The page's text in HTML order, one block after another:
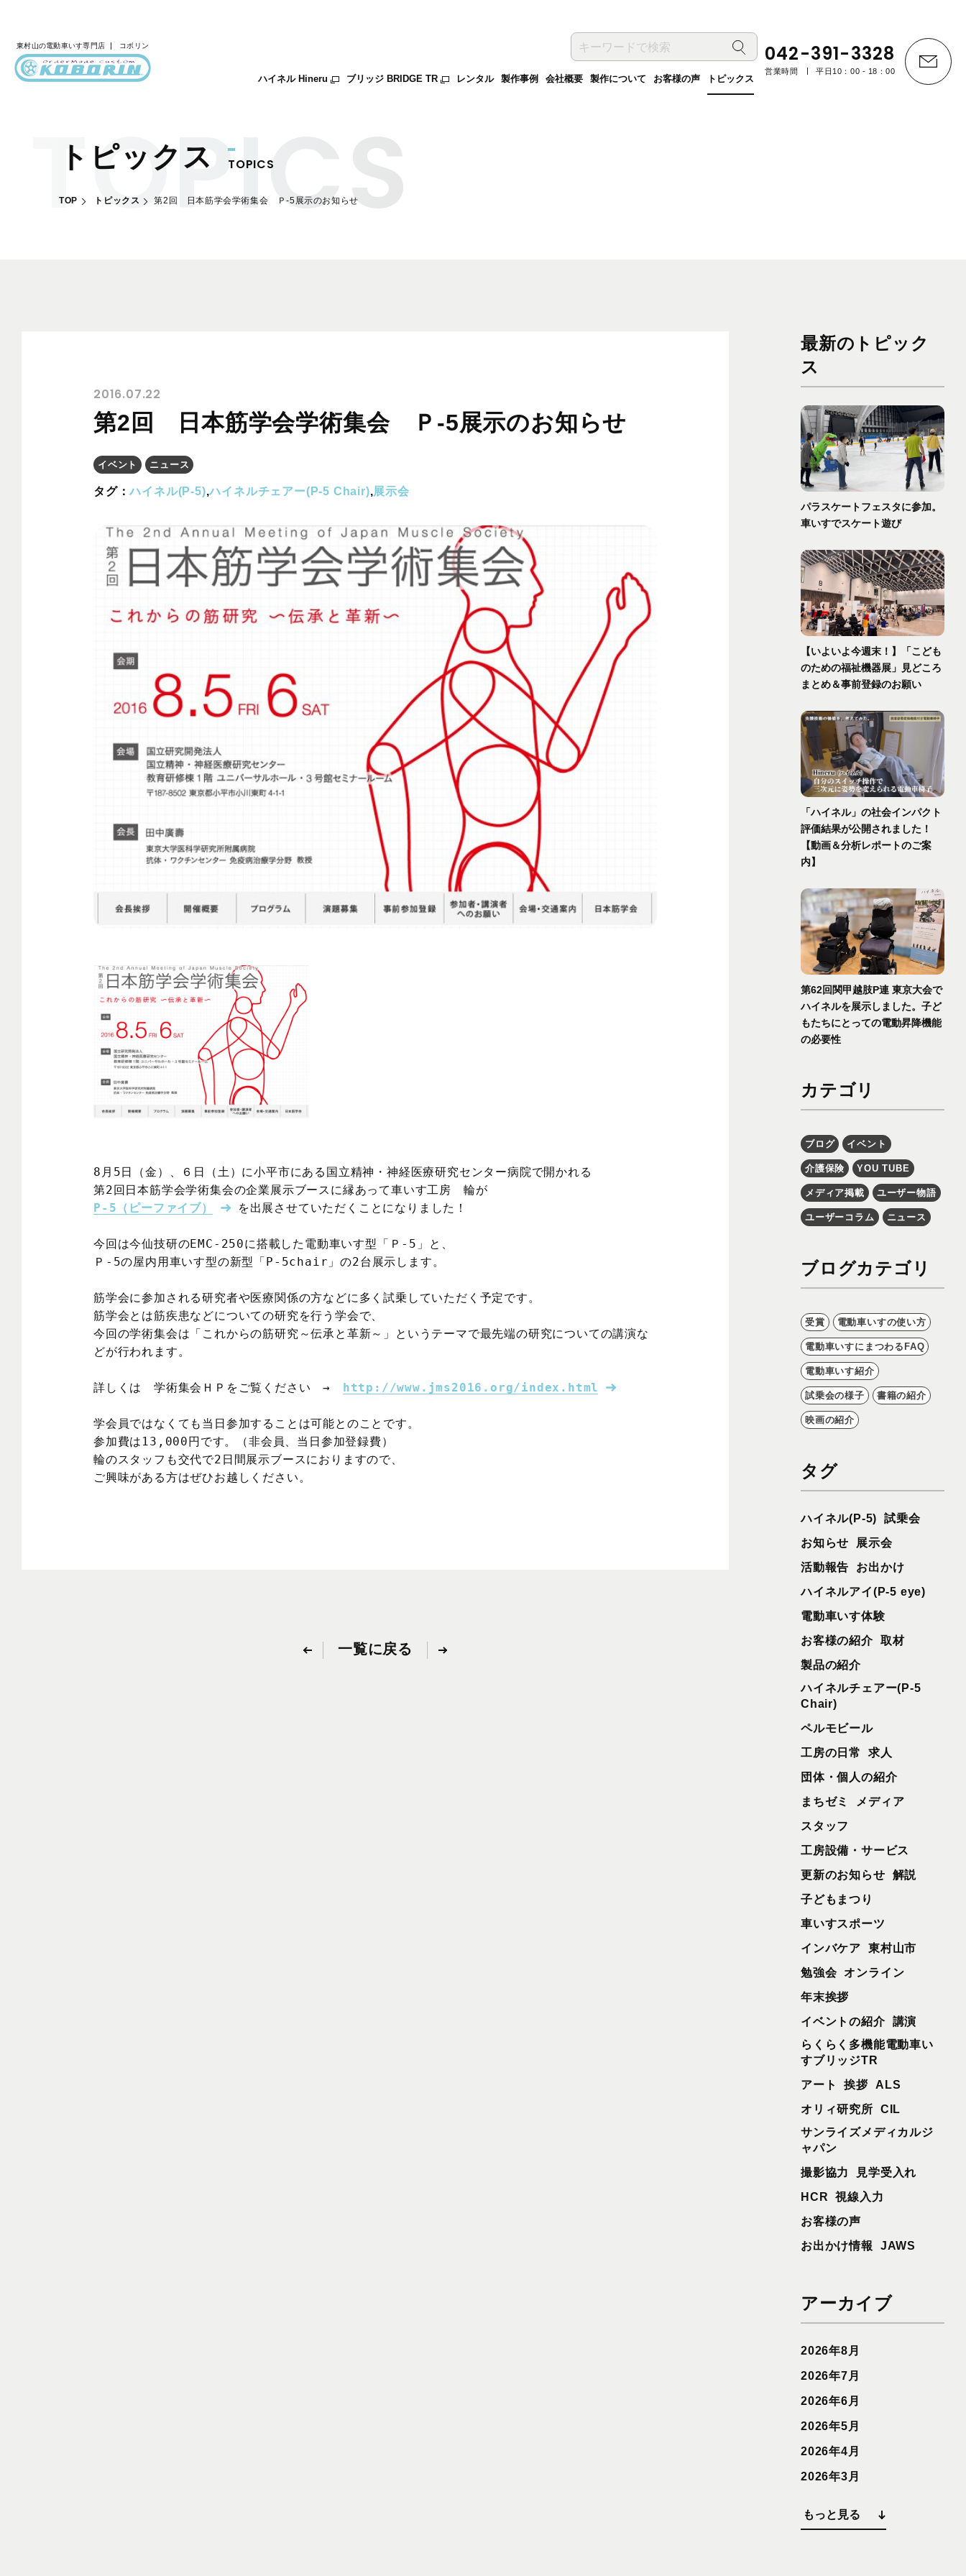
東村山の電動車いす専門店 コボリン
ハイネル Hineru ブリッジ BRIDGE TR レンタル 製作事例 会社概要 製作について お客様の声 トピックス
042-391-3328
営業時間 平日10：00 - 18：00
トピックス TOPICS
TOP トピックス 第2回 日本筋学会学術集会 Ｐ-5展示のお知らせ
2016.07.22
第2回 日本筋学会学術集会 Ｐ-5展示のお知らせ
イベント ニュース
タグ：ハイネル(P-5),ハイネルチェアー(P-5 Chair),展示会
8月5日（金）、６日（土）に小平市にある国立精神・神経医療研究センター病院で開かれる
P-5（ピーファイブ）
を出展させていただくことになりました！
今回は今仙技研のEMC-250に搭載した電動車いす型「Ｐ-5」と、
Ｐ-5の屋内用車いす型の新型「P-5chair」の2台展示します。
筋学会に参加される研究者や医療関係の方などに多く試乗していただく予定です。
筋学会とは筋疾患などについての研究を行う学会で、
今回の学術集会は「これからの筋研究～伝承と革新～」というテーマで最先端の研究についての講演な
どが行われます。
詳しくは　学術集会ＨＰをご覧ください　→ http://www.jms2016.org/index.html
学会員ではなくても当日参加することは可能とのことです。
参加費は13,000円です。（非会員、当日参加登録費）
輪のスタッフも交代で2日間展示ブースにおりますので、
ご興味がある方はぜひお越しください。
一覧に戻る
最新のトピック
ス
パラスケートフェスタに参加。
車いすでスケート遊び
【いよいよ今週末！】「こども
のための福祉機器展」見どころ
まとめ＆事前登録のお願い
「ハイネル」の社会インパクト
評価結果が公開されました！
【動画＆分析レポートのご案
内】
第62回関甲越肢P連 東京大会で
ハイネルを展示しました。子ど
もたちにとっての電動昇降機能
の必要性
カテゴリ
ブログ イベント
介護保険 YOU TUBE
メディア掲載 ユーザー物語
ユーザーコラム ニュース
ブログカテゴリ
受賞 電動車いすの使い方
電動車いすにまつわるFAQ
電動車いす紹介
試乗会の様子 書籍の紹介
映画の紹介
タグ
ハイネル(P-5)
試乗会
お知らせ
展示会
活動報告
お出かけ
ハイネルアイ(P-5 eye)
電動車いす体験
お客様の紹介 取材
製品の紹介
ハイネルチェアー(P-5
Chair)
ペルモビール
工房の日常
求人
団体・個人の紹介
まちゼミ
メディア
スタッフ
工房設備・サービス
更新のお知らせ
解説
子どもまつり
車いすスポーツ
インバケア
東村山市
勉強会
オンライン
年末挨拶
イベントの紹介
講演
らくらく多機能電動車い
すブリッジTR
アート
挨拶
ALS
オリィ研究所
CIL
サンライズメディカルジ
ャパン
撮影協力
見学受入れ
HCR
視線入力
お客様の声
お出かけ情報
JAWS
アーカイブ
2026年8月
2026年7月
2026年6月
2026年5月
2026年4月
2026年3月
もっと見る